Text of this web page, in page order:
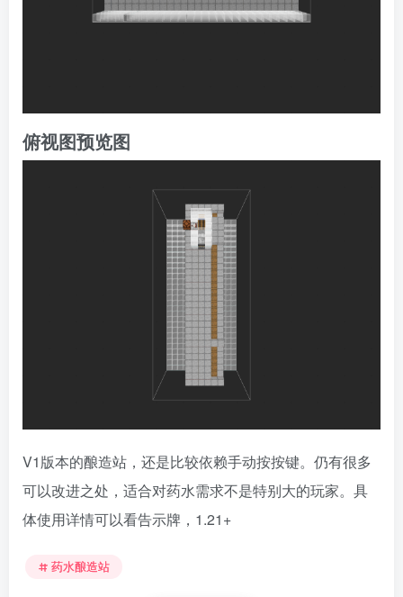
俯视图预览图
V1版本的酿造站，还是比较依赖手动按按键。仍有很多
可以改进之处，适合对药水需求不是特别大的玩家。具
体使用详情可以看告示牌，1.21+
药水酿造站